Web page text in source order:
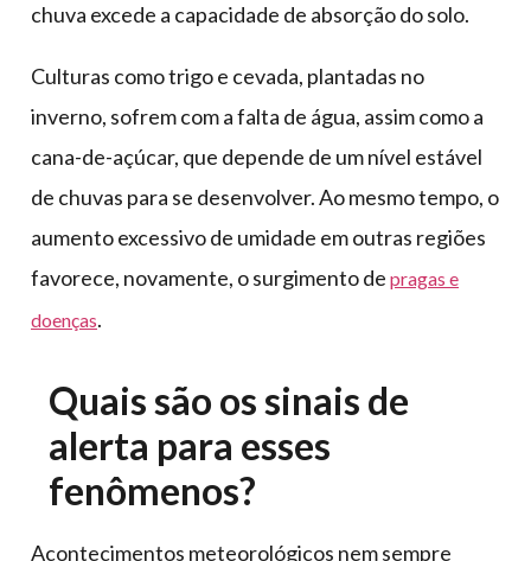
chuva excede a capacidade de absorção do solo.
Culturas como trigo e cevada, plantadas no
inverno, sofrem com a falta de água, assim como a
cana-de-açúcar, que depende de um nível estável
de chuvas para se desenvolver. Ao mesmo tempo, o
aumento excessivo de umidade em outras regiões
favorece, novamente, o surgimento de pragas e
doenças.
Quais são os sinais de
alerta para esses
fenômenos?
Acontecimentos meteorológicos nem sempre